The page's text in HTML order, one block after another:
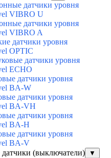
датчики уровня
VIBRO U
датчики уровня
VIBRO A
датчики уровня
OPTIC
датчики уровня
ECHO
датчики уровня
BA-W
датчики уровня
BA-VH
датчики уровня
BA-H
датчики уровня
BA-V
датчики (выключатели)
▼